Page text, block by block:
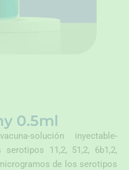
0.5ml
solución inyectable-
11,2, 51,2, 6b1,2,
de los serotipos